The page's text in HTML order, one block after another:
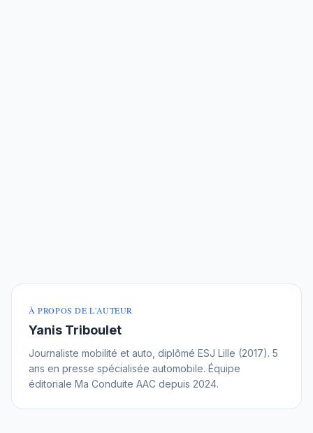
À PROPOS DE L'AUTEUR
Yanis Triboulet
Journaliste mobilité et auto, diplômé ESJ Lille (2017). 5
ans en presse spécialisée automobile. Équipe
éditoriale Ma Conduite AAC depuis 2024.